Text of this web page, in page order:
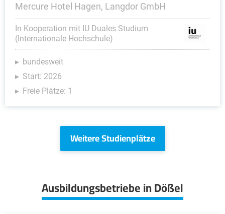
Mercure Hotel Hagen, Langdor GmbH
In Kooperation mit IU Duales Studium
(Internationale Hochschule)
bundesweit
Start: 2026
Freie Plätze: 1
Weitere Studienplätze
Ausbildungsbetriebe in Dößel